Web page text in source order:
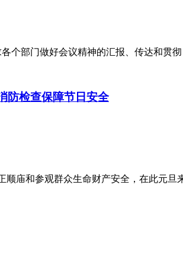
个部门做好会议精神的汇报、传达和贯
防检查保障节日安全
庙和参观群众生命财产安全，在此元